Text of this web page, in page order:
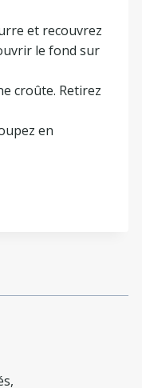
et recouvrez
le fond sur
croûte. Retirez
en